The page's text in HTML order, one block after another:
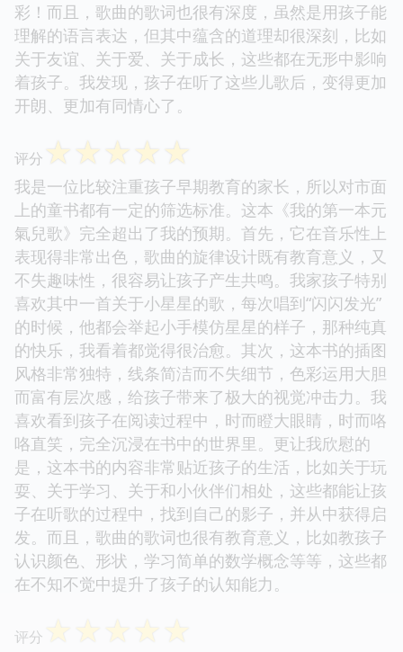
彩！而且，歌曲的歌词也很有深度，虽然是用孩子能
理解的语言表达，但其中蕴含的道理却很深刻，比如
关于友谊、关于爱、关于成长，这些都在无形中影响
着孩子。我发现，孩子在听了这些儿歌后，变得更加
开朗、更加有同情心了。
评分 ☆☆☆☆☆
我是一位比较注重孩子早期教育的家长，所以对市面
上的童书都有一定的筛选标准。这本《我的第一本元
氣兒歌》完全超出了我的预期。首先，它在音乐性上
表现得非常出色，歌曲的旋律设计既有教育意义，又
不失趣味性，很容易让孩子产生共鸣。我家孩子特别
喜欢其中一首关于小星星的歌，每次唱到“闪闪发光”
的时候，他都会举起小手模仿星星的样子，那种纯真
的快乐，我看着都觉得很治愈。其次，这本书的插图
风格非常独特，线条简洁而不失细节，色彩运用大胆
而富有层次感，给孩子带来了极大的视觉冲击力。我
喜欢看到孩子在阅读过程中，时而瞪大眼睛，时而咯
咯直笑，完全沉浸在书中的世界里。更让我欣慰的
是，这本书的内容非常贴近孩子的生活，比如关于玩
耍、关于学习、关于和小伙伴们相处，这些都能让孩
子在听歌的过程中，找到自己的影子，并从中获得启
发。而且，歌曲的歌词也很有教育意义，比如教孩子
认识颜色、形状，学习简单的数学概念等等，这些都
在不知不觉中提升了孩子的认知能力。
评分 ☆☆☆☆☆